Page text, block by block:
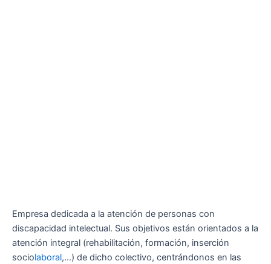
Empresa dedicada a la atención de personas con
discapacidad intelectual. Sus objetivos están orientados a la
atención integral (rehabilitación, formación, inserción
sociolaboral,…) de dicho colectivo, centrándonos en las